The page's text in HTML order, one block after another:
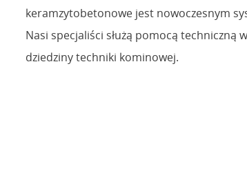
keramzytobetonowe jest nowoczesnym
Nasi specjaliści służą pomocą
dziedziny techniki kominowej.